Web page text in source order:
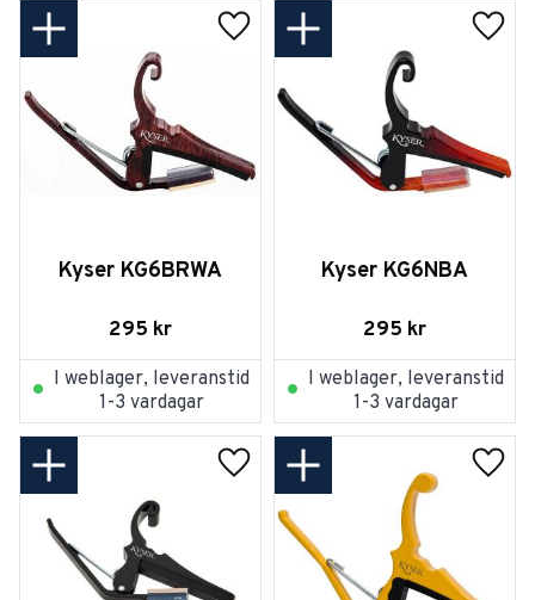
Kyser KG6BRWA
295 kr
Lägg till i favoriter
I weblager, leveranstid
1-3 vardagar
Kyser KG6NBA
295 kr
I weblager, leveranstid
1-3 vardagar
Lägg till i favoriter